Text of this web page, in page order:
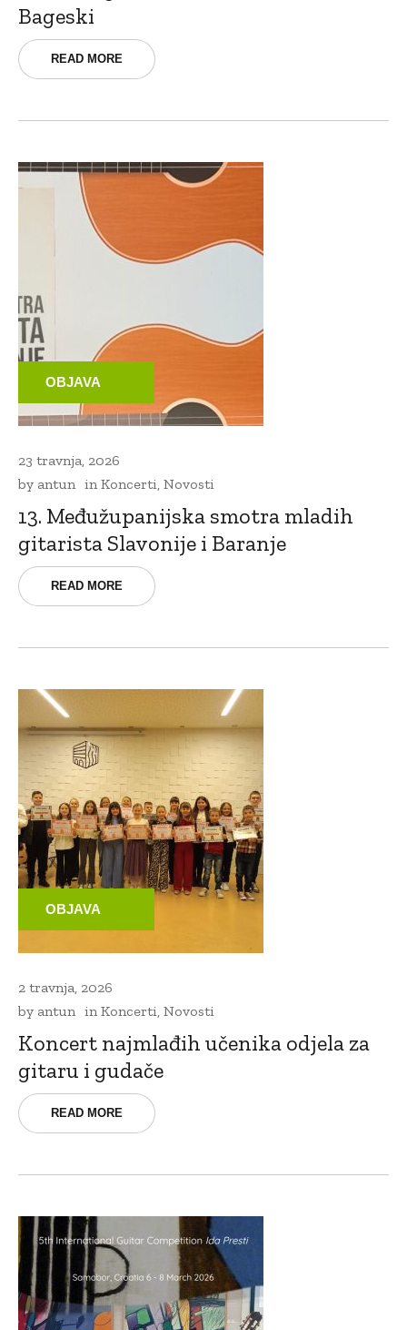
Bageski
READ MORE
OBJAVA
23 travnja, 2026
by antun in Koncerti Novosti
13. Međužupanijska smotra mladih
gitarista Slavonije i Baranje
READ MORE
OBJAVA
2 travnja, 2026
by antun in Koncerti Novosti
Koncert najmlađih učenika odjela za
gitaru i gudače
READ MORE